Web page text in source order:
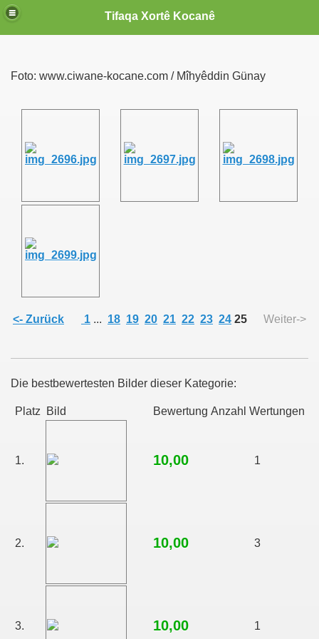
Tifaqa Xortê Kocanê
Foto: www.ciwane-kocane.com / Mîhyêddin Günay
<- Zurück 1 ... 18 19 20 21 22 23 24 25 Weiter->
Die bestbewertesten Bilder dieser Kategorie:
Platz Bild Bewertung Anzahl Wertungen
1. 10,00 1
2. 10,00 3
3. 10,00 1